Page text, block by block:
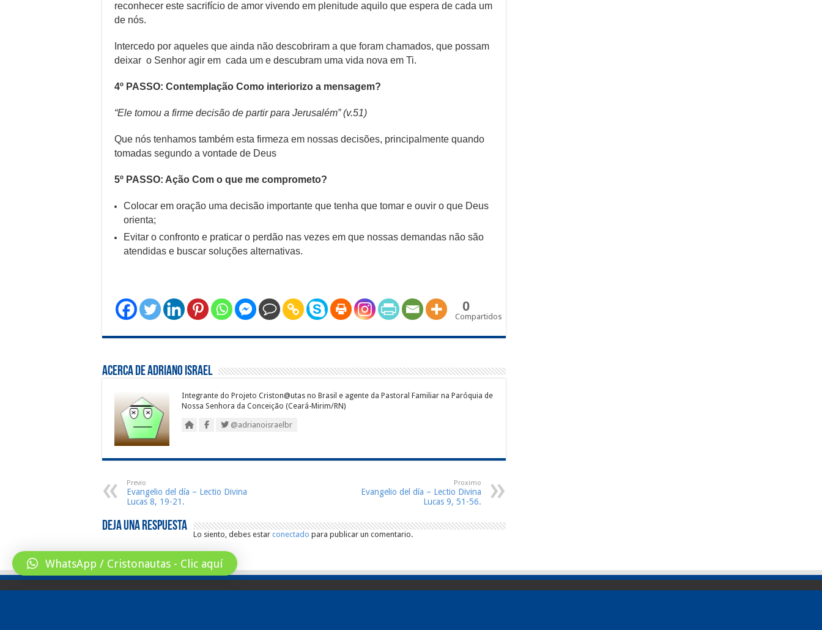
reconhecer este sacrifício de amor vivendo em plenitude aquilo que espera de cada um
de nós.
Intercedo por aqueles que ainda não descobriram a que foram chamados, que possam
deixar o Senhor agir em cada um e descubram uma vida nova em Ti.
4º PASSO: Contemplação Como interiorizo a mensagem?
“Ele tomou a firme decisão de partir para Jerusalém” (v.51)
Que nós tenhamos também esta firmeza em nossas decisões, principalmente quando
tomadas segundo a vontade de Deus
5º PASSO: Ação Com o que me comprometo?
Colocar em oração uma decisão importante que tenha que tomar e ouvir o que Deus
orienta;
Evitar o confronto e praticar o perdão nas vezes em que nossas demandas não são
atendidas e buscar soluções alternativas.
0
Compartidos
Acerca de Adriano Israel
Integrante do Projeto Criston@utas no Brasil e agente da Pastoral Familiar na Paróquia de
Nossa Senhora da Conceição (Ceará-Mirim/RN)
@adrianoisraelbr
Previo
Evangelio del día – Lectio Divina
Lucas 8, 19-21.
Proximo
Evangelio del día – Lectio Divina
Lucas 9, 51-56.
Deja una respuesta
Lo siento, debes estar conectado para publicar un comentario.
WhatsApp / Cristonautas - Clic aquí